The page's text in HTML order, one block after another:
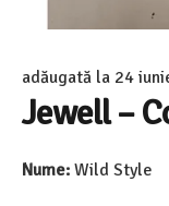
adăugată la 24
Jewell –
Nume: Wild Style